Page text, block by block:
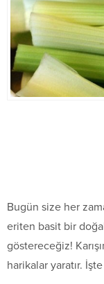
Bugün size her
eriten basit bir doğal
göstereceğiz!
harikalar yaratır.